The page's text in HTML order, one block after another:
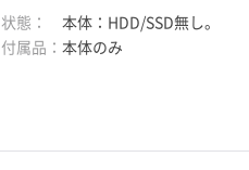
状態：
本体：HDD/SSD無し。
付属品：本体のみ